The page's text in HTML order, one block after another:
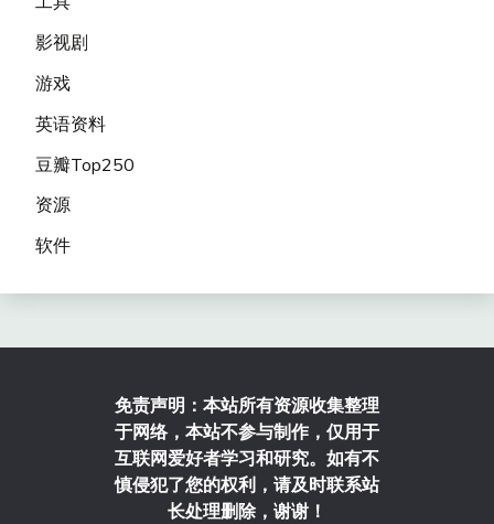
影视剧
游戏
英语资料
豆瓣Top250
资源
软件
免责声明：本站所有资源收集整理
于网络，本站不参与制作，仅用于
互联网爱好者学习和研究。如有不
慎侵犯了您的权利，请及时联系站
长处理删除，谢谢！